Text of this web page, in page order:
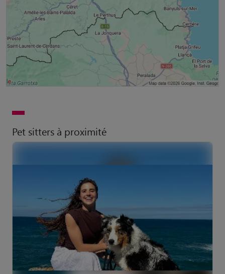
Pet sitters à proximité